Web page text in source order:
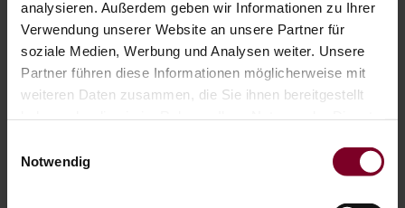
analysieren. Außerdem geben wir Informationen zu Ihrer
Verwendung unserer Website an unsere Partner für
soziale Medien, Werbung und Analysen weiter. Unsere
Partner führen diese Informationen möglicherweise mit
weiteren Daten zusammen, die Sie ihnen bereitgestellt
Notwendig
Technologie ProVisio: Verbesserter
Sichtschutz trifft optimierte Durchsicht
Verbesserter Schutz vor neugierigen Blicken von außen
Gleichzeitig optimierte Durchsicht nach draußen (um 25